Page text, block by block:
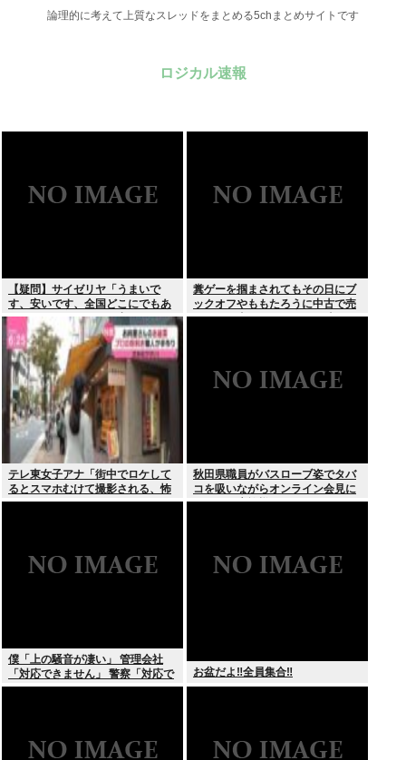
論理的に考えて上質なスレッドをまとめる5chまとめサイトです
ロジカル速報
【疑問】サイゼリヤ「うまいで
す、安いです、全国どこにでもあ
ります」←こいつの弱点
糞ゲーを掴まされてもその日にブ
ックオフやももたろうに中古で売
りつける事ができなくなる時代に
テレ東女子アナ「街中でロケして
るとスマホむけて撮影される、怖
いからやめてね」
秋田県職員がバスローブ姿でタバ
コを吸いながらオンライン会見に
どこのお貴族様だよw
僕「上の騒音が凄い」 管理会社
「対応できません」 警察「対応で
きません」
お盆だよ‼全員集合‼